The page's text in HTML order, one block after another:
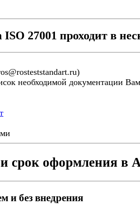
27001 проходит в
необходимой документации Вам
срок оформления в
и без внедрения